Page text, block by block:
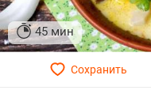
45 мин